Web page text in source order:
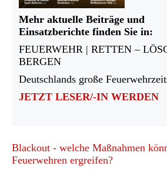
Mehr aktuelle Beiträge und
Einsatzberichte finden Sie in:
FEUERWEHR | RETTEN –
BERGEN
Deutschlands große
JETZT LESER/-IN WERDEN
Blackout - welche Maßnahmen
Feuerwehren ergreifen?